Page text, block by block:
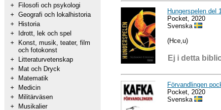
+
Filosofi och psykologi
+ Geografi och lokalhistoria
+
Historia
+
Idrott, lek och spel
+
Konst, musik, teater, film
och fotokonst
+
Litteraturvetenskap
+
Mat och Dryck
+
Matematik
+
Medicin
+
Militärväsen
+
Musikalier
Hungerspelen del
Pocket, 2020
Svenska
(Hce,u)
Ej i detta
Förvandlingen
Pocket, 2020
Svenska